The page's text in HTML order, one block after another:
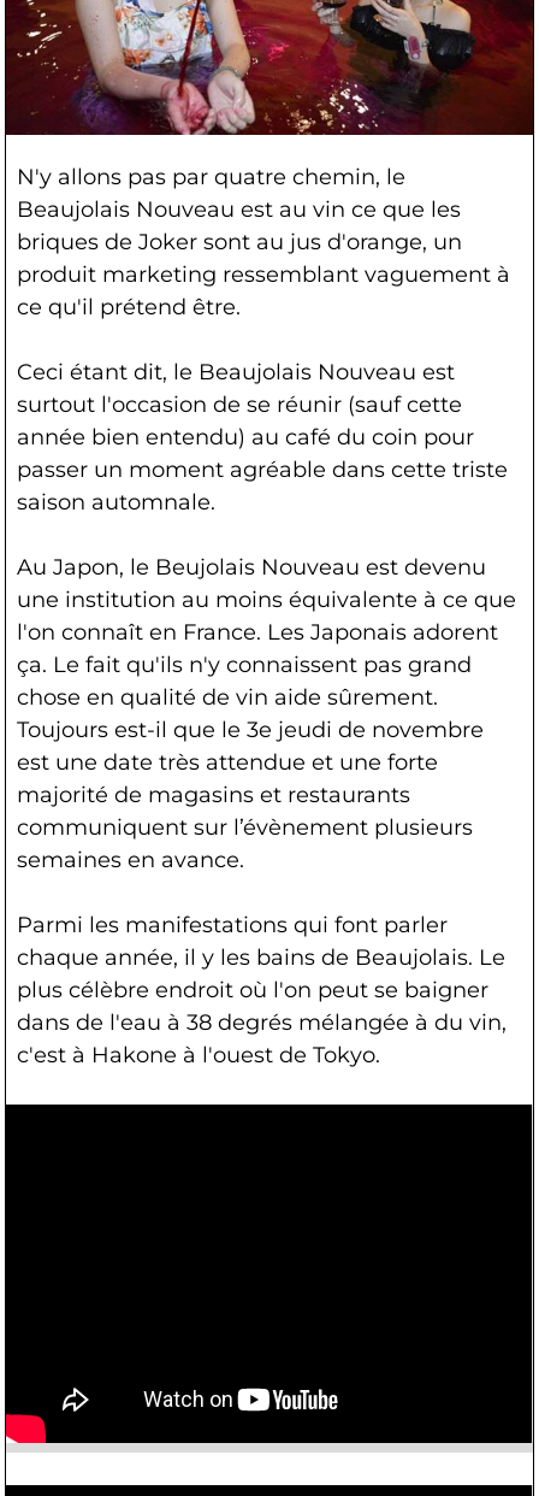
N'y allons pas par quatre chemin, le
Beaujolais Nouveau est au vin ce que les
briques de Joker sont au jus d'orange, un
produit marketing ressemblant vaguement à
ce qu'il prétend être.
Ceci étant dit, le Beaujolais Nouveau est
surtout l'occasion de se réunir (sauf cette
année bien entendu) au café du coin pour
passer un moment agréable dans cette triste
saison automnale.
Au Japon, le Beujolais Nouveau est devenu
une institution au moins équivalente à ce que
l'on connaît en France. Les Japonais adorent
ça. Le fait qu'ils n'y connaissent pas grand
chose en qualité de vin aide sûrement.
Toujours est-il que le 3e jeudi de novembre
est une date très attendue et une forte
majorité de magasins et restaurants
communiquent sur l’évènement plusieurs
semaines en avance.
Parmi les manifestations qui font parler
chaque année, il y les bains de Beaujolais. Le
plus célèbre endroit où l'on peut se baigner
dans de l'eau à 38 degrés mélangée à du vin,
c'est à Hakone à l'ouest de Tokyo.